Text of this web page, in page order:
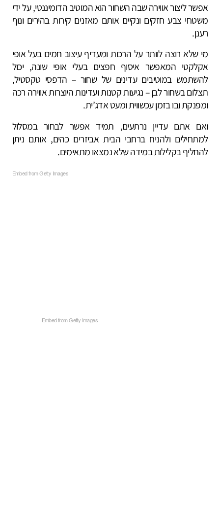
אפשר ליצור אווירה שבה השחור הוא המוטיב הדומיננטי, על ידי
משטחי צבע חזקים ונקיים אותם מאזנים קירות בהירים ונוף
רענן.
מי שלא רוצה לוותר על הרכות ומעדיף עיצוב חמים בעל אופי
אקלקטי המאפשר איסוף חפצים בעלי אופי שונה, יכול
להשתמש במוטיבים עדינים של שחור – הדפסי טקסטיל,
תצלום בשחור לבן – נגיעות קטנות ועדינות היוצרות אווירה רכה
ומפנקת ובו בזמן עכשווית ומעט אדג’ית.
ואם אתם עדיין נרתעים, תמיד אפשר לבחור במסלול
למתחילים ולהניח ברחבי הבית אביזרים כהים, אותם ניתן
להחליף בקלילות במידה שלא נמצאו מתאימים.
Embed from Getty Images
Embed from Getty Images